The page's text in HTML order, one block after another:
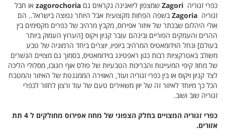
כפרי זגוריה Zagori שמצפון ליואנינה נקראים גם zagorochoria או חבל
זגוריה Zagoriaבשפה הפחות מקצועית אבל היותר נפוצה בישראל.. הם
אולי היהלום שבכתר של איזור אפירוס, מקבץ מרהיב של כפרים מקסימים בין
ההרים והעמקים הפוריים ובינהם עובר קניון ויקוס [הערוץ העמוק ביותר
בעולם] ונחל הוידומאטיס המרהיב ביופיו, יוצרים ביחד הרמוניה של טבע
משולב באטרקציות רבות כגון ראפטינג בוידומאטיס, בסמוך גם מצויים הגשרים
של מחוז קיפי המעיינות והבריכות הטבעיות של פולס אוף רוגובו, מסלולי הליכה
לצד קניון ויקוס או בין כפרי זגוריה ועוד, האווירה הממגנטת של האיזור והמטבח
הכל כך מיוחד לאיזור זה של יוון משאירים טעם של עוד ורצון לחזור לכפרי
זגוריה שוב ושוב.
כפרי זגוריה המצויים בחלק הצפוני של מחוז אפירוס מחולקים ל 4 תת
אזורים.